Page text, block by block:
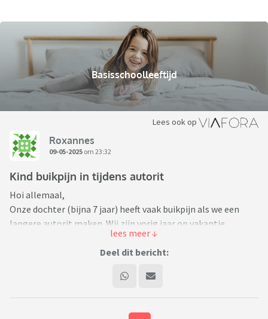
Basisschoolleeftijd
Lees ook op
Roxannes
09-05-2025 om 23:32
Kind buikpijn in tijdens autorit
Hoi allemaal,
Onze dochter (bijna 7 jaar) heeft vaak buikpijn als we een
langere autorit maken. Wij zijn vorig jaar op vakantie
geweest naar Italië, met de auto, en ze heeft onderweg heel
veel geklaagd over buikpijn.
aan dat ze buikpijn had. Het is dus niet iets eenmaligs voor de
vakantie geweest. Wij gaan deze zomer weer met de auto op
vakantie dus ik zou het voor haar fijn vinden als ze nu zonder
Deel dit bericht: